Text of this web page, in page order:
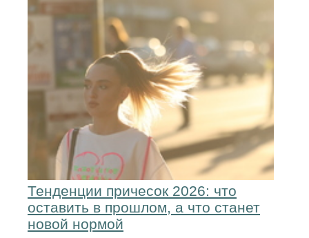
Тенденции причесок 2026: что
оставить в прошлом, а что станет
новой нормой